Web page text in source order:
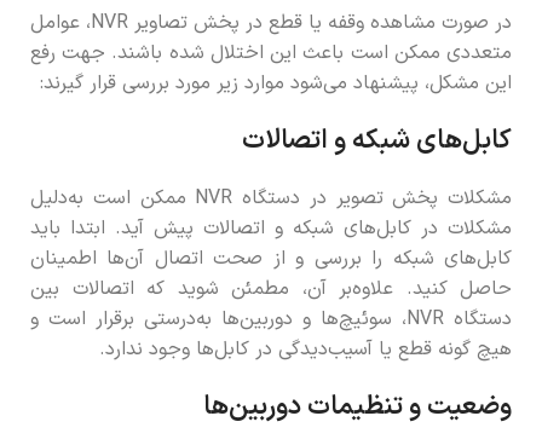
در صورت مشاهده وقفه یا قطع در پخش تصاویر NVR، عوامل
متعددی ممکن است باعث این اختلال شده باشند. جهت رفع
این مشکل، پیشنهاد می‌شود موارد زیر مورد بررسی قرار گیرند:
کابل‌های شبکه و اتصالات
مشکلات پخش تصویر در دستگاه NVR ممکن است به‌دلیل
مشکلات در کابل‌های شبکه و اتصالات پیش آید. ابتدا باید
کابل‌های شبکه را بررسی و از صحت اتصال آن‌ها اطمینان
حاصل کنید. علاوه‌بر آن، مطمئن شوید که اتصالات بین
دستگاه NVR، سوئیچ‌ها و دوربین‌ها به‌درستی برقرار است و
هیچ گونه قطع یا آسیب‌دیدگی در کابل‌ها وجود ندارد.
وضعیت و تنظیمات دوربین‌ها